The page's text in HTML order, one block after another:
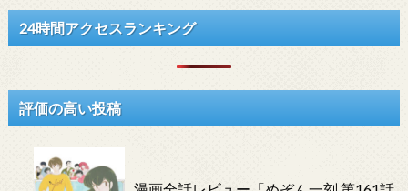
24時間アクセスランキング
評価の高い投稿